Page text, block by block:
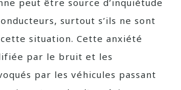
peut être source d’inquiétude
surtout s’ils ne sont
situation. Cette anxiété
par le bruit et les
par les véhicules passant